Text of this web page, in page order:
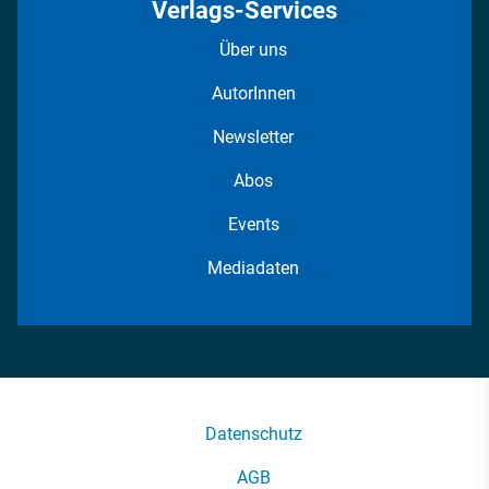
Verlags-Services
Über uns
AutorInnen
Newsletter
Abos
Events
Mediadaten
Datenschutz
AGB